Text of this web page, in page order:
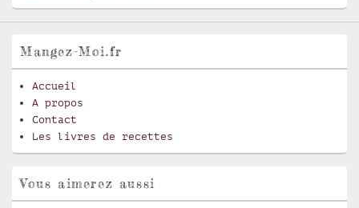
Mangez-Moi.fr
Accueil
A propos
Contact
Les livres de recettes
Vous aimerez aussi